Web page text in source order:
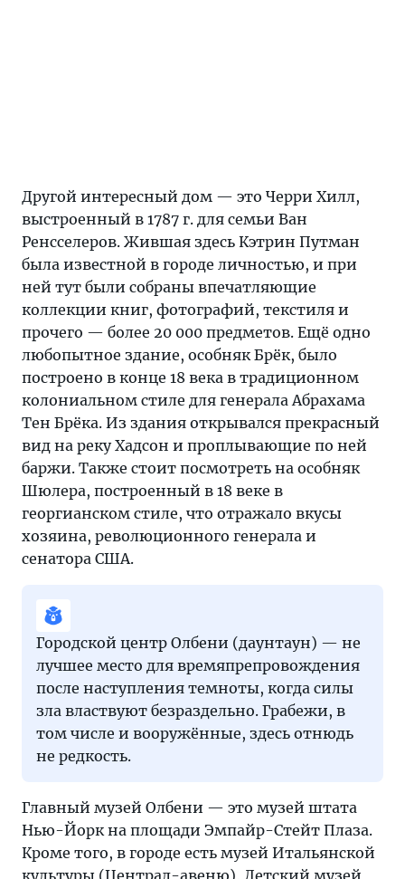
Другой интересный дом — это Черри Хилл,
выстроенный в 1787 г. для семьи Ван
Ренсселеров. Жившая здесь Кэтрин Путман
была известной в городе личностью, и при
ней тут были собраны впечатляющие
коллекции книг, фотографий, текстиля и
прочего — более 20 000 предметов. Ещё одно
любопытное здание, особняк Брёк, было
построено в конце 18 века в традиционном
колониальном стиле для генерала Абрахама
Тен Брёка. Из здания открывался прекрасный
вид на реку Хадсон и проплывающие по ней
баржи. Также стоит посмотреть на особняк
Шюлера, построенный в 18 веке в
георгианском стиле, что отражало вкусы
хозяина, революционного генерала и
сенатора США.
Городской центр Олбени (даунтаун) — не
лучшее место для времяпрепровождения
после наступления темноты, когда силы
зла властвуют безраздельно. Грабежи, в
том числе и вооружённые, здесь отнюдь
не редкость.
Главный музей Олбени — это музей штата
Нью-Йорк на площади Эмпайр-Стейт Плаза.
Кроме того, в городе есть музей Итальянской
культуры (Централ-авеню), Детский музей